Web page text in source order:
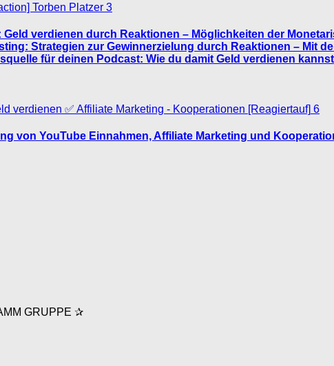
3
verdienen durch Reaktionen – Möglichkeiten der
Strategien zur Gewinnerzielung durch Reaktionen – Mit
für deinen Podcast: Wie du damit Geld verdienen kannst
6
von YouTube Einnahmen, Affiliate Marketing und
GRUPPE ✰